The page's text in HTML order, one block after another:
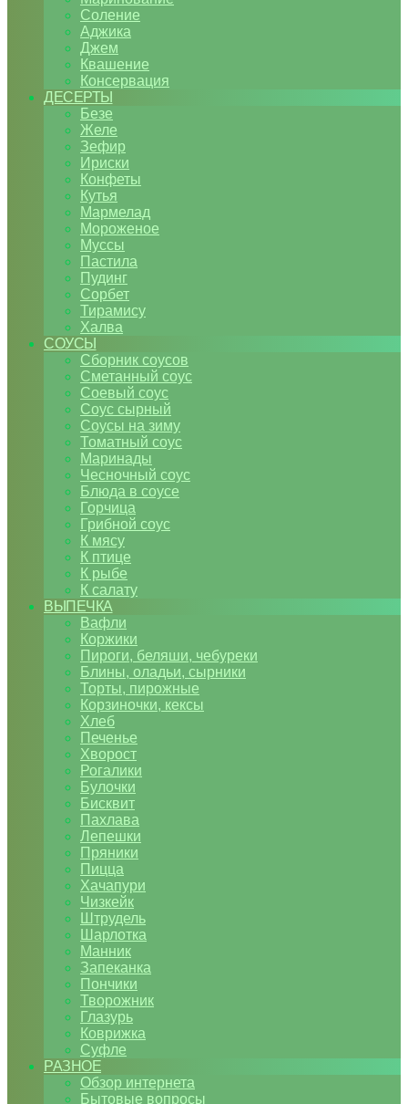
Соление
Аджика
Джем
Квашение
Консервация
ДЕСЕРТЫ
Безе
Желе
Зефир
Ириски
Конфеты
Кутья
Мармелад
Мороженое
Муссы
Пастила
Пудинг
Сорбет
Тирамису
Халва
СОУСЫ
Сборник соусов
Сметанный соус
Соевый соус
Соус сырный
Соусы на зиму
Томатный соус
Маринады
Чесночный соус
Блюда в соусе
Горчица
Грибной соус
К мясу
К птице
К рыбе
К салату
ВЫПЕЧКА
Вафли
Коржики
Пироги, беляши, чебуреки
Блины, оладьи, сырники
Торты, пирожные
Корзиночки, кексы
Хлеб
Печенье
Хворост
Рогалики
Булочки
Бисквит
Пахлава
Лепешки
Пряники
Пицца
Хачапури
Чизкейк
Штрудель
Шарлотка
Манник
Запеканка
Пончики
Творожник
Глазурь
Коврижка
Суфле
РАЗНОЕ
Обзор интернета
Бытовые вопросы